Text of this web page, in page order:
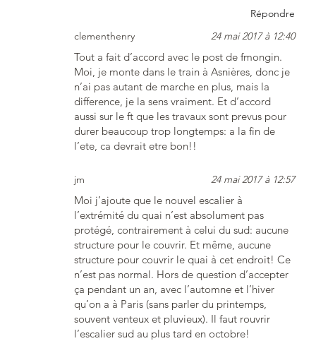
Répondre
clementhenry
24 mai 2017 à 12:40
Tout a fait d’accord avec le post de fmongin.
Moi, je monte dans le train à Asnières, donc je
n’ai pas autant de marche en plus, mais la
difference, je la sens vraiment. Et d’accord
aussi sur le ft que les travaux sont prevus pour
durer beaucoup trop longtemps: a la fin de
l’ete, ca devrait etre bon!!
jm 24 mai 2017 à 12:57
Moi j’ajoute que le nouvel escalier à
l’extrémité du quai n’est absolument pas
protégé, contrairement à celui du sud: aucune
structure pour le couvrir. Et même, aucune
structure pour couvrir le quai à cet endroit! Ce
n’est pas normal. Hors de question d’accepter
ça pendant un an, avec l’automne et l’hiver
qu’on a à Paris (sans parler du printemps,
souvent venteux et pluvieux). Il faut rouvrir
l’escalier sud au plus tard en octobre!